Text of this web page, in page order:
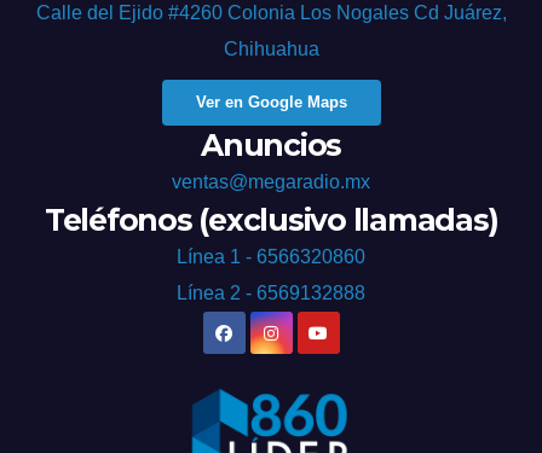
Calle del Ejido #4260 Colonia Los Nogales Cd Juárez,
Chihuahua
Ver en Google Maps
Anuncios
ventas@megaradio.mx
Teléfonos (exclusivo llamadas)
Línea 1 - 6566320860
Línea 2 - 6569132888